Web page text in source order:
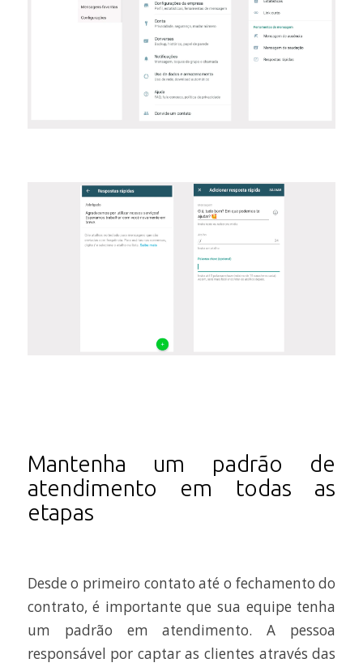
Mantenha um padrão de
atendimento em todas as
etapas
Desde o primeiro contato até o fechamento do
contrato, é importante que sua equipe tenha
um padrão em atendimento. A pessoa
responsável por captar as clientes através das